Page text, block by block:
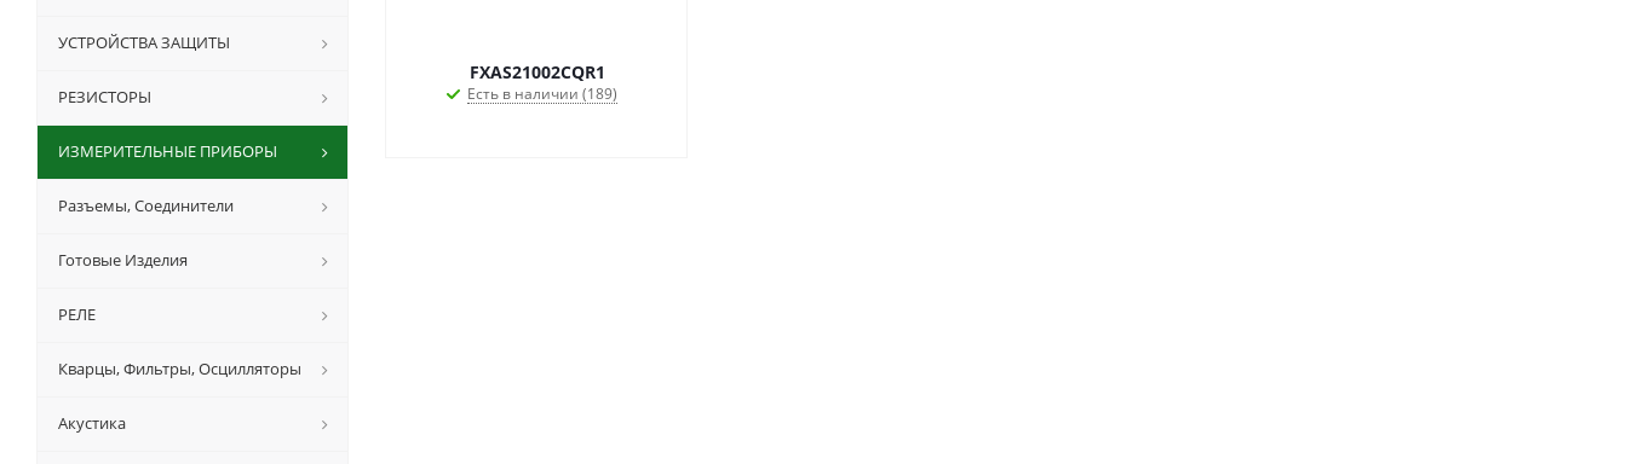
FXAS21002CQR1
Есть в наличии (189)
УСТРОЙСТВА ЗАЩИТЫ
РЕЗИСТОРЫ
ИЗМЕРИТЕЛЬНЫЕ ПРИБОРЫ
Разъемы, Соединители
Готовые Изделия
РЕЛЕ
Кварцы, Фильтры, Осцилляторы
Акустика